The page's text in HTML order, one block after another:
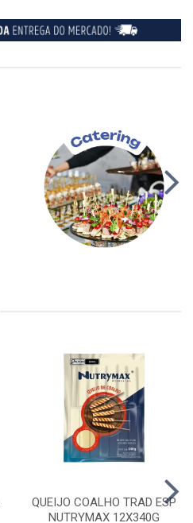
QUEIJO COALHO TRAD ESP
NUTRYMAX 12X340G